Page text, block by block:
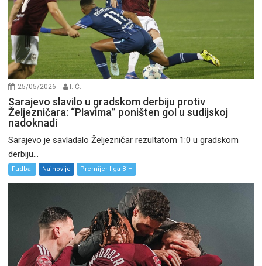
25/05/2026 I. Ć.
Sarajevo slavilo u gradskom derbiju protiv
Željezničara: “Plavima” poništen gol u sudijskoj
nadoknadi
Sarajevo je savladalo Željezničar rezultatom 1:0 u gradskom
derbiju...
Fudbal Najnovije Premijer liga BiH